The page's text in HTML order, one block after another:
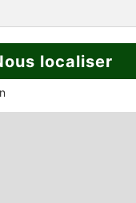
localiser